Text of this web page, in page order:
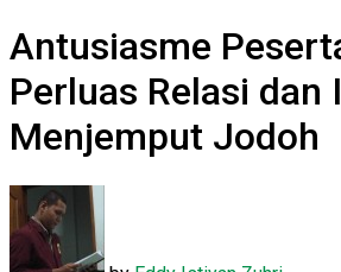
Antusiasme
Perluas Relasi dan
Menjemput Jodoh